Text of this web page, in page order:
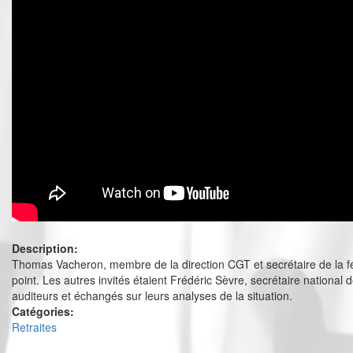
Description:
Thomas Vacheron, membre de la direction CGT et secrétaire de
point. Les autres invités étaient Frédéric Sèvre, secrétaire national
auditeurs et échangés sur leurs analyses de la situation.
Catégories:
Retraites